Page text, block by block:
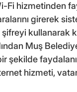
Fi hizmetinden
girerek
kullanarak
Muş
şekilde
hizmeti,